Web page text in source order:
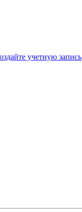
учетную запись